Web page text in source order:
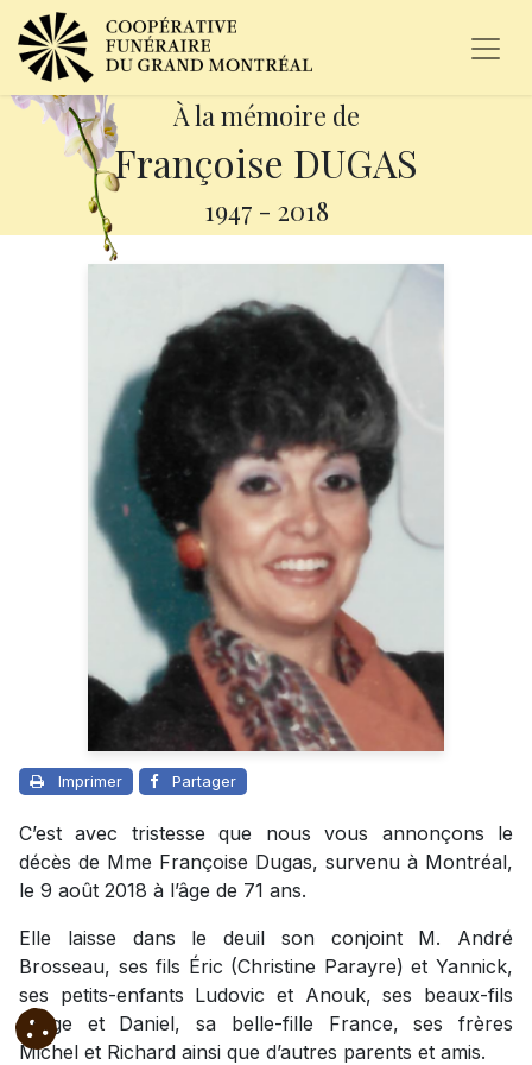
À la mémoire de
Françoise DUGAS
1947 - 2018
Imprimer Partager
C’est avec tristesse que nous vous annonçons le
décès de Mme Françoise Dugas, survenu à Montréal,
le 9 août 2018 à l’âge de 71 ans.
Elle laisse dans le deuil son conjoint M. André
Brosseau, ses fils Éric (Christine Parayre) et Yannick,
ses petits-enfants Ludovic et Anouk, ses beaux-fils
Serge et Daniel, sa belle-fille France, ses frères
Michel et Richard ainsi que d’autres parents et amis.